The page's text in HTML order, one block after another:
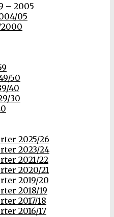
– 2005
05
2000
50
40
30
2025/26
2023/24
2021/22
2020/21
2019/20
2018/19
2017/18
2016/17